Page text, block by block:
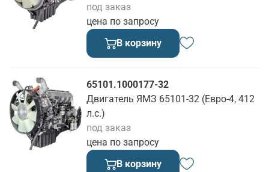
цена по запросу
под заказ
В корзину
65101.1000177-32
Двигатель ЯМЗ 65101-32 (Евро-4, 412
л.с.)
цена по запросу
под заказ
В корзину